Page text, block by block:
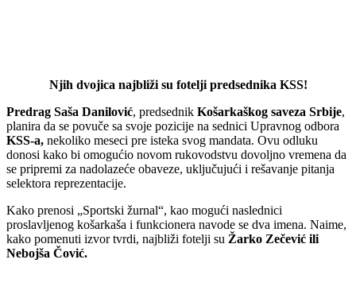
Njih dvojica najbliži su fotelji predsednika KSS!
Predrag Saša Danilović, predsednik Košarkaškog saveza Srbije,
planira da se povuče sa svoje pozicije na sednici Upravnog odbora
KSS-a, nekoliko meseci pre isteka svog mandata. Ovu odluku
donosi kako bi omogućio novom rukovodstvu dovoljno vremena da
se pripremi za nadolazeće obaveze, uključujući i rešavanje pitanja
selektora reprezentacije.
Kako prenosi „Sportski žurnal“, kao mogući naslednici
proslavljenog košarkaša i funkcionera navode se dva imena. Naime,
kako pomenuti izvor tvrdi, najbliži fotelji su Žarko Zečević ili
Nebojša Čović.